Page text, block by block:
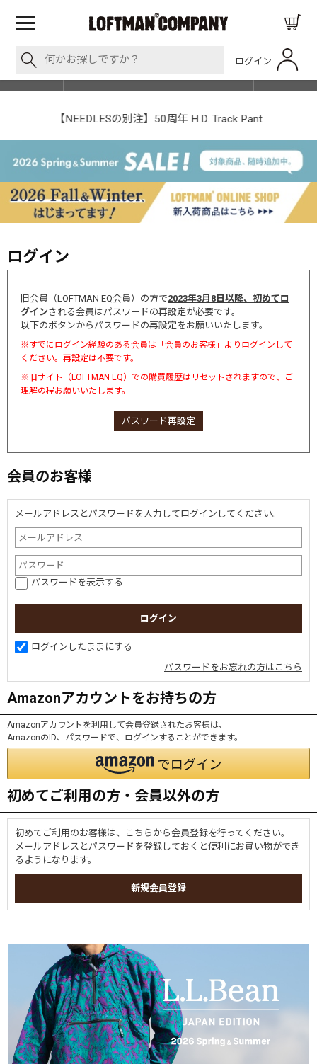
ログイン
SHOP LIST
【NEEDLESの別注】50周年 H.D. Track Pant
ログイン
旧会員（LOFTMAN EQ会員）の方で2023年3月8日以降、初めてロ
グインされる会員はパスワードの再設定が必要です。
以下のボタンからパスワードの再設定をお願いいたします。
※すでにログイン経験のある会員は「会員のお客様」よりログインして
ください。再設定は不要です。
※旧サイト（LOFTMAN EQ）での購買履歴はリセットされますので、ご
理解の程お願いいたします。
パスワード再設定
会員のお客様
メールアドレスとパスワードを入力してログインしてください。
パスワードを表示する
ログインしたままにする
パスワードをお忘れの方はこちら
Amazonアカウントをお持ちの方
Amazonアカウントを利用して会員登録されたお客様は、
AmazonのID、パスワードで、ログインすることができます。
初めてご利用の方・会員以外の方
初めてご利用のお客様は、こちらから会員登録を行ってください。
メールアドレスとパスワードを登録しておくと便利にお買い物ができ
るようになります。